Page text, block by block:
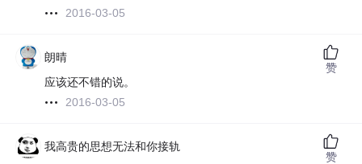
2016-03-05
朗晴
应该还不错的说。
2016-03-05
赞
我高贵的思想无法和你接轨
赞